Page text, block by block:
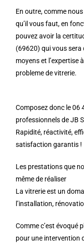
En outre, comme
qu’il vous faut, en
pouvez avoir la
(69620) qui vous sera
moyens et
probleme de vitrerie.
Composez donc le 06
professionnels de JB
Rapidité, réactivité,
satisfaction garantis !
Les prestations que
même de réaliser
La vitrerie est un
l’installation,
Comme c’est évoqué
pour une intervention